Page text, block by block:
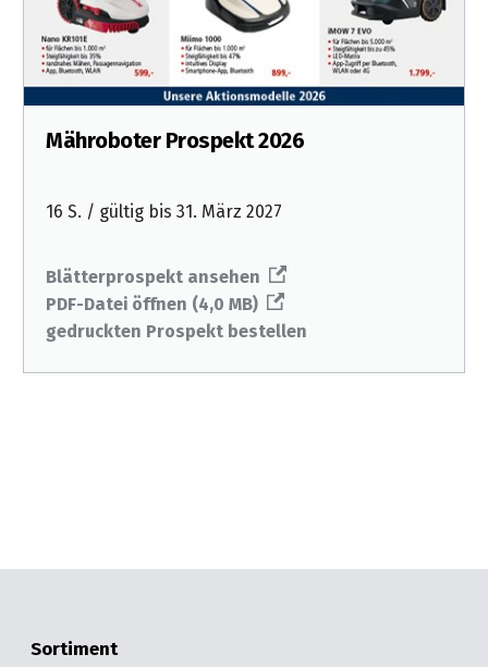
Mähroboter Prospekt 2026
16 S. / gültig bis 31. März 2027
Blätterprospekt ansehen
PDF-Datei öffnen (4,0 MB)
gedruckten Prospekt bestellen
Sortiment